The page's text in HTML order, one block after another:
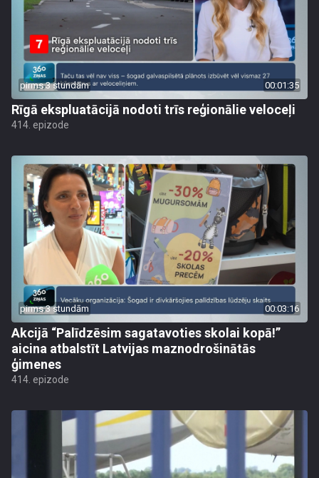
pirms 3 stundām 00:01:35
Rīgā ekspluatācijā nodoti trīs reģionālie veloceļi
414. epizode
pirms 3 stundām 00:03:16
Akcijā “Palīdzēsim sagatavoties skolai kopā!”
aicina atbalstīt Latvijas maznodrošinātās
ģimenes
414. epizode